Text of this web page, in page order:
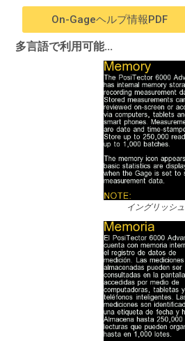
On-Gageヘルプ情報PDF
多言語で利用可能...
イングリッシュ